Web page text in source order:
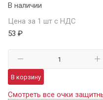
В наличии
Цена за 1 шт с НДС
53 ₽
В корзину
Смотреть все очки